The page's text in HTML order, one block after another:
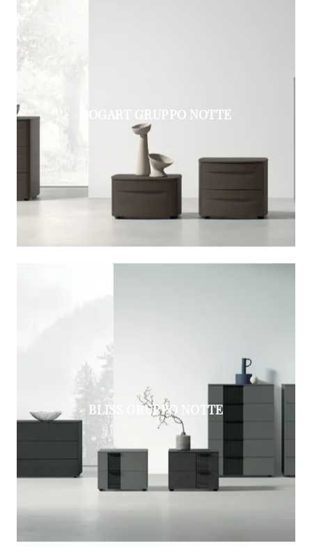
BOGART GRUPPO NOTTE
BLISS GRUPPO NOTTE